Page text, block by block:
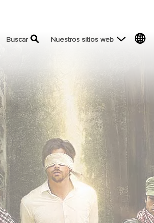
top menu
Buscar Nuestros sitios web